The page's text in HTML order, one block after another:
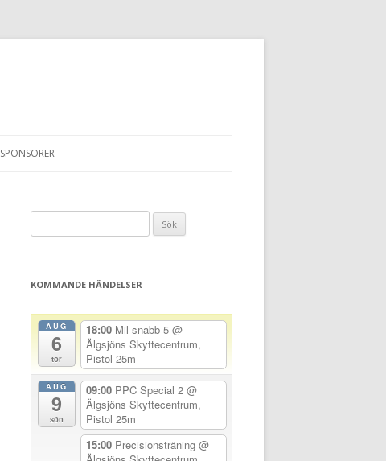
SPONSORER
efter:
KOMMANDE HÄNDELSER
AUG
6
tor
18:00 Mil snabb 5 @
Älgsjöns Skyttecentrum,
Pistol 25m
AUG
9
sön
09:00 PPC Special 2 @
Älgsjöns Skyttecentrum,
Pistol 25m
15:00 Precisionsträning @